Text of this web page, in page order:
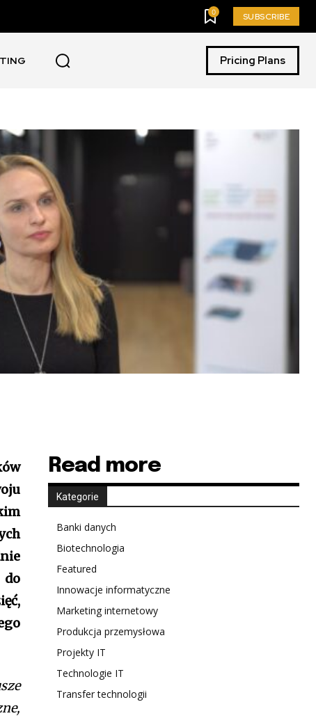
email address”
horiz-center”
primary-font_global”
0 SUBSCRIBE
Pricing Plans
Read more
Kategorie
Banki danych
Biotechnologia
Featured
Innowacje informatyczne
Marketing internetowy
Produkcja przemysłowa
Projekty IT
Technologie IT
Transfer technologii